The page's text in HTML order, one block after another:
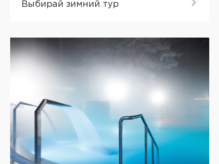
Выбирай зимний тур